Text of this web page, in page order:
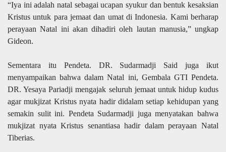
“Iya ini adalah natal sebagai ucapan syukur dan bentuk kesaksian
Kristus untuk para jemaat dan umat di Indonesia. Kami berharap
perayaan Natal ini akan dihadiri oleh lautan manusia,” ungkap
Gideon.
Sementara itu Pendeta. DR. Sudarmadji Saidjuga ikut
menyampaikan bahwa dalam Natal ini, Gembala GTI Pendeta.
DR. Yesaya Pariadji mengajak seluruh jemaat untuk hidup kudus
agar mukjizat Kristus nyata hadir didalam setiap kehidupan yang
semakin sulit ini. Pendeta Sudarmadji juga menyatakan bahwa
mukjizat nyata Kristus senantiasa hadir dalam perayaan Natal
Tiberias.